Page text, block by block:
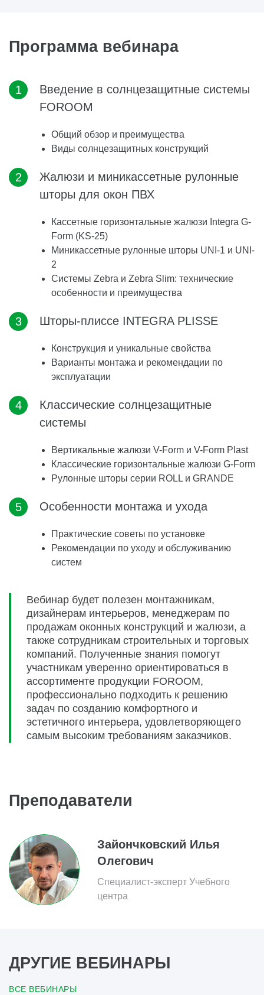
Программа вебинара
Введение в солнцезащитные системы
FOROOM
Общий обзор и преимущества
Виды солнцезащитных конструкций
Жалюзи и миникассетные рулонные
шторы для окон ПВХ
Кассетные горизонтальные жалюзи Integra G-
Form (KS-25)
Миникассетные рулонные шторы UNI-1 и UNI-
2
Системы Zebra и Zebra Slim: технические
особенности и преимущества
Шторы-плиссе INTEGRA PLISSE
Конструкция и уникальные свойства
Варианты монтажа и рекомендации по
эксплуатации
Классические солнцезащитные
системы
Вертикальные жалюзи V-Form и V-Form Plast
Классические горизонтальные жалюзи G-Form
Рулонные шторы серии ROLL и GRANDE
Особенности монтажа и ухода
Практические советы по установке
Рекомендации по уходу и обслуживанию
систем
Вебинар будет полезен монтажникам,
дизайнерам интерьеров, менеджерам по
продажам оконных конструкций и жалюзи, а
также сотрудникам строительных и торговых
компаний. Полученные знания помогут
участникам уверенно ориентироваться в
ассортименте продукции FOROOM,
профессионально подходить к решению
задач по созданию комфортного и
эстетичного интерьера, удовлетворяющего
самым высоким требованиям заказчиков.
Преподаватели
Зайончковский Илья
Олегович
Специалист-эксперт Учебного
центра
ДРУГИЕ ВЕБИНАРЫ
ВСЕ ВЕБИНАРЫ